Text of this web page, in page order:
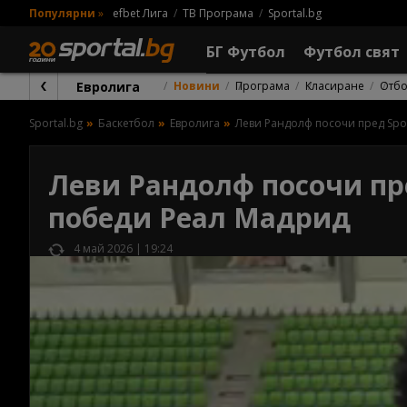
Популярни » efbet Лига ТВ Програма Sportal.bg
БГ Футбол Футбол свят
Евролига Новини Програма Класиране
Sportal.bg Баскетбол Евролига Леви Рандолф посочи пред
Леви Рандолф посочи
победи Реал Мадрид
4 май 2026 | 19:24